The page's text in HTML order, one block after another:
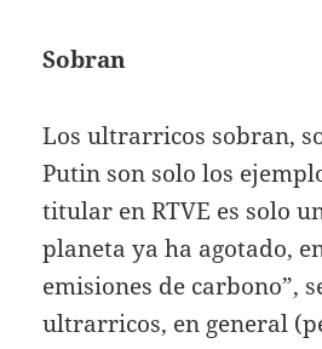
Sobran
Los ultrarricos sobran,
Putin son solo los
titular en RTVE es solo
planeta ya ha agotado,
emisiones de carbono”,
ultrarricos, en general